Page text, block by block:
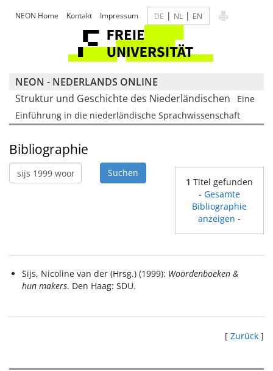
NEON Home Kontakt Impressum DE | NL | EN
NEON - NEDERLANDS ONLINE
Struktur und Geschichte des Niederländischen
Eine
Einführung in die niederländische Sprachwissenschaft
Bibliographie
1 Titel gefunden
- Gesamte
Bibliographie
anzeigen -
Sijs, Nicoline van der (Hrsg.) (1999): Woordenboeken &
hun makers. Den Haag: SDU.
[ Zurück ]